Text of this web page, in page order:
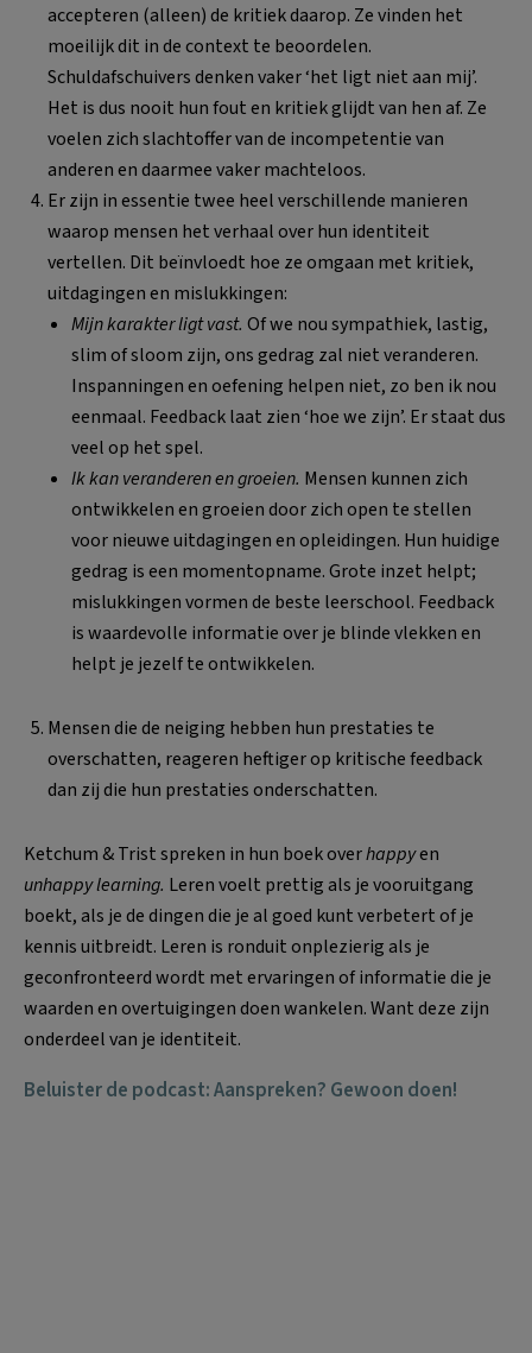
accepteren (alleen) de kritiek daarop. Ze vinden het
moeilijk dit in de context te beoordelen.
Schuldafschuivers denken vaker ‘het ligt niet aan mij’.
Het is dus nooit hun fout en kritiek glijdt van hen af. Ze
voelen zich slachtoffer van de incompetentie van
anderen en daarmee vaker machteloos.
Er zijn in essentie twee heel verschillende manieren
waarop mensen het verhaal over hun identiteit
vertellen. Dit beïnvloedt hoe ze omgaan met kritiek,
uitdagingen en mislukkingen:
Mijn karakter ligt vast. Of we nou sympathiek, lastig,
slim of sloom zijn, ons gedrag zal niet veranderen.
Inspanningen en oefening helpen niet, zo ben ik nou
eenmaal. Feedback laat zien ‘hoe we zijn’. Er staat dus
veel op het spel.
Ik kan veranderen en groeien. Mensen kunnen zich
ontwikkelen en groeien door zich open te stellen
voor nieuwe uitdagingen en opleidingen. Hun huidige
gedrag is een momentopname. Grote inzet helpt;
mislukkingen vormen de beste leerschool. Feedback
is waardevolle informatie over je blinde vlekken en
helpt je jezelf te ontwikkelen.
Mensen die de neiging hebben hun prestaties te
overschatten, reageren heftiger op kritische feedback
dan zij die hun prestaties onderschatten.
Ketchum & Trist spreken in hun boek overhappyen
unhappy learning. Leren voelt prettig als je vooruitgang
boekt, als je de dingen die je al goed kunt verbetert of je
kennis uitbreidt. Leren is ronduit onplezierig als je
geconfronteerd wordt met ervaringen of informatie die je
waarden en overtuigingen doen wankelen. Want deze zijn
onderdeel van je identiteit.
Beluister de podcast: Aanspreken? Gewoon doen!